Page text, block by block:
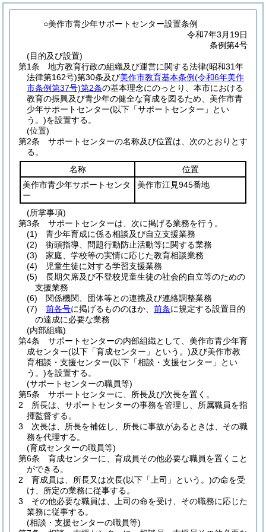
○美作市青少年サポートセンター設置条例
令和7年3月19日
条例第4号
(目的及び設置)
第1条
地方教育行政の組織及び運営に関する法律(昭和31年
法律第162号)第30条及び美作市教育基本条例(令和6年美作
市条例第37号)第2条の基本理念にのっとり、本市における
教育の振興及び青少年の健全な育成を図るため、美作市青
少年サポートセンター(以下「サポートセンター」とい
う。)を設置する。
(位置)
第2条
サポートセンターの名称及び位置は、次のとおりとす
る。
名称
位置
美作市青少年サポートセンタ
ー
美作市江見945番地
(所掌事項)
第3条
サポートセンターは、次に掲げる業務を行う。
(1)
青少年育成に係る相談及び自立支援業務
(2)
街頭指導、問題行動防止活動等に関する業務
(3)
家庭、学校等の実情に応じた教育相談業務
(4)
児童生徒に対する学習支援業務
(5)
長期欠席及び不登校児童生徒の社会的自立等のための
支援業務
(6)
関係機関、団体等との連携及び連絡調整業務
(7)
前各号に掲げるもののほか、 前条に規定する設置目的
の達成に必要な業務
(内部組織)
第4条
サポートセンターの内部組織として、美作市青少年育
成センター(以下「育成センター」という。)及び美作市教
育相談・支援センター(以下「相談・支援センター」とい
う。)を設置する。
(サポートセンターの職員等)
第5条
サポートセンターに、所長及び次長を置く。
2
所長は、サポートセンターの事務を管理し、所属職員を指
揮監督する。
3
次長は、所長を補佐し、所長に事故があるときは、その職
務を代理する。
(育成センターの職員等)
第6条
育成センターに、育成員その他必要な職員を置くこと
ができる。
2
育成員は、所長又は次長(以下「上司」という。)の命を受
け、所定の業務に従事する。
3
その他必要な職員は、上司の命を受け、その職務に応じた
業務に従事する。
(相談・支援センターの職員等)